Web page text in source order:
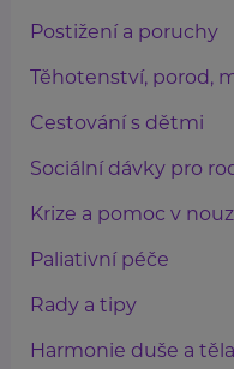
Postižení a poruchy
Těhotenství, porod,
Cestování s dětmi
Sociální dávky pro
Krize a pomoc v
Paliativní péče
Rady a tipy
Harmonie duše a těla